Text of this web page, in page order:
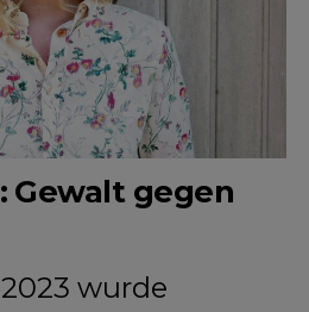
Gewalt gegen
wurde